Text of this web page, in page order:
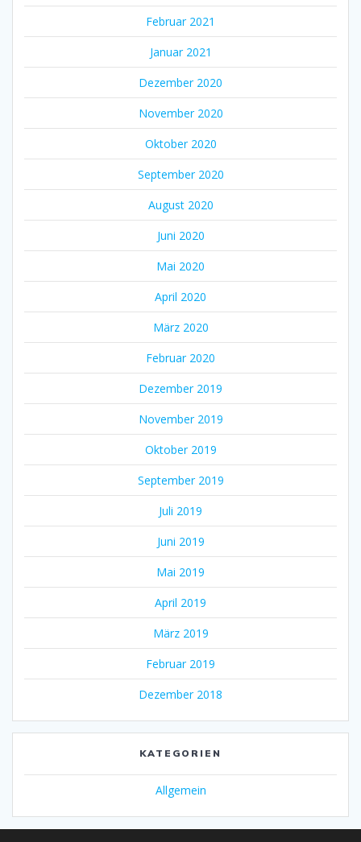
Februar 2021
Januar 2021
Dezember 2020
November 2020
Oktober 2020
September 2020
August 2020
Juni 2020
Mai 2020
April 2020
März 2020
Februar 2020
Dezember 2019
November 2019
Oktober 2019
September 2019
Juli 2019
Juni 2019
Mai 2019
April 2019
März 2019
Februar 2019
Dezember 2018
KATEGORIEN
Allgemein